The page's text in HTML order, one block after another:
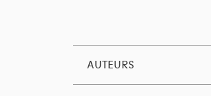
AUTEURS